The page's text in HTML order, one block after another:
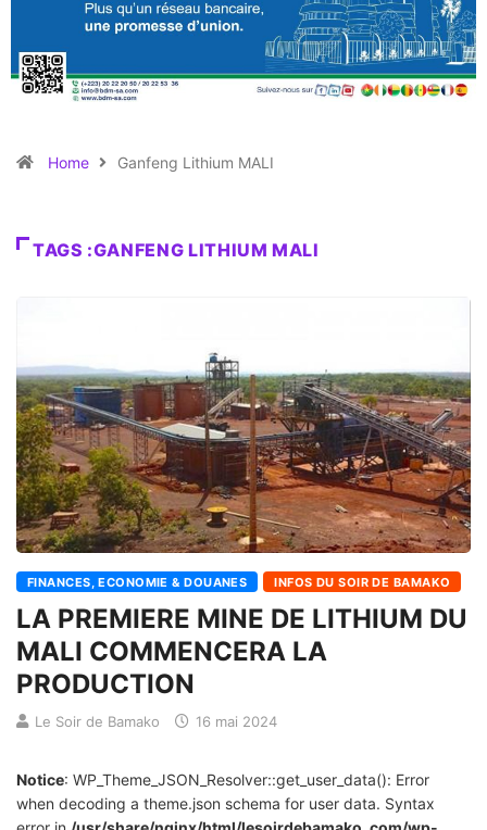
Home Ganfeng Lithium MALI
TAGS :GANFENG LITHIUM MALI
FINANCES, ECONOMIE & DOUANES INFOS DU SOIR DE BAMAKO
LA PREMIERE MINE DE LITHIUM DU
MALI COMMENCERA LA
PRODUCTION
Le Soir de Bamako 16 mai 2024
Notice: WP_Theme_JSON_Resolver::get_user_data(): Error
when decoding a theme.json schema for user data. Syntax